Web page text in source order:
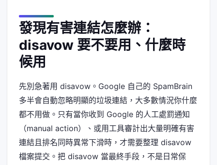
發現有害連結怎麼辦：
disavow 要不要用、什麼時
候用
先別急著用 disavow。Google 自己的 SpamBrain
多半會自動忽略明顯的垃圾連結，大多數情況你什麼
都不用做。只有當你收到 Google 的人工處罰通知
（manual action）、或用工具審計出大量明確有害
連結且排名同時異常下滑時，才需要整理 disavow
檔案提交。把 disavow 當最終手段，不是日常保